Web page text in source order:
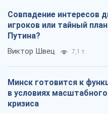
Совпадение интересов
игроков или тайный
Путина?
Виктор Швец 7,1 т.
Минск готовится к
в условиях
кризиса